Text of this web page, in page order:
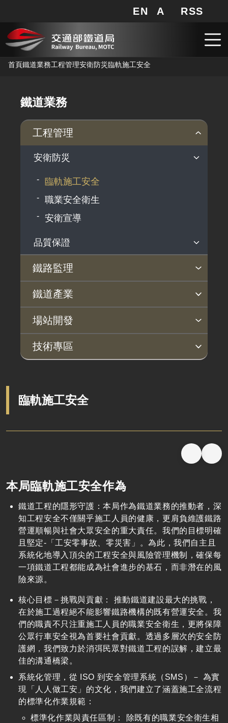
跳到主要內容
網站地圖
EN A 局長信箱
RSS
首頁鐵道業務工程管理安衛防災臨軌施工安全
鐵道業務
工程管理
安衛防災
臨軌施工安全
職業安全衛生
安衛宣導
品質保證
公共工程施工品質
施工查核及工程督導執行情形
鐵路監理
監理法規
依法監理
營運監理範圍
行車安全
安全管理
鐵路安全自願報告系統
鐵路行車安全通告
依法檢查
定期檢查
不定期檢查
事故調查
事故調查說明
近三年調查報告
歷年調查報告
旅客運送
運送法規
營運訊息
鐵道產業
產業政策
鐵道科技產業政策
軌道產業推動會報
行動方案
選定國產化關鍵項目
檢測驗證制度推動
鐵道技術研究及驗證中心
釋出維修商機
產業發展補助
鐵道產業發展補助作業規定
補助計畫核定清單
鐵道指定產品專區
法規依據
指定產品公告
申請須知及表單下載
場站開發
高鐵計畫
機捷計畫
償債計畫
招商投資
相關法規
技術專區
土建工程概述
隧道工程
邊坡工程
車站工程
系統機電概述
號誌系統
維修基地
PAS 2080 打造低碳韌性鐵道
氣候變遷調適
交通部部頒規範
鐵道工程BIM作業指引
高鐵彰雲嘉地層下陷監測與分析評估
鐵道車站概念設計指引
鐵道局PAS 2080碳管理程序書
鐵道工程減碳參考指引
現地實務交流
臨軌施工安全
本局臨軌施工安全作為
鐵道工程的隱形守護：本局作為鐵道業務的推動者，深
知工程安全不僅關乎施工人員的健康，更肩負維護鐵路
營運順暢與社會大眾安全的重大責任。我們的目標明確
且堅定-「工安零事故、零災害」。為此，我們自主且
系統化地導入頂尖的工程安全與風險管理機制，確保每
一項鐵道工程都能成為社會進步的基石，而非潛在的風
險來源。
核心目標－挑戰與貢獻： 推動鐵道建設最大的挑戰，
在於施工過程絕不能影響鐵路機構的既有營運安全。我
們的職責不只注重施工人員的職業安全衛生，更將保障
公眾行車安全視為首要社會貢獻。透過多層次的安全防
護網，我們致力於消弭民眾對鐵道工程的誤解，建立最
佳的溝通橋梁。
系統化管理，從 ISO 到安全管理系統（SMS）－ 為實
現「人人做工安」的文化，我們建立了涵蓋施工全流程
的標準化作業規範：
標準化作業與責任區制： 除既有的職業安全衛生相